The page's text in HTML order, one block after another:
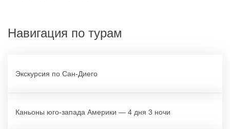
Навигация по турам
Экскурсия по Сан-Диего
Каньоны юго-запада Америки — 4 дня 3 ночи